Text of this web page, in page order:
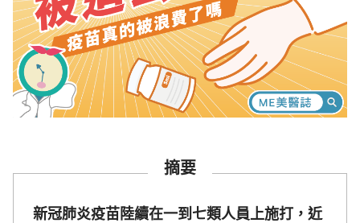
摘要
新冠肺炎疫苗陸續在一到七類人員上施打，近